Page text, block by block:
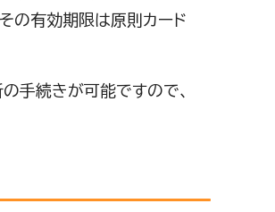
の有効期限は原則カード
手続きが可能ですので、